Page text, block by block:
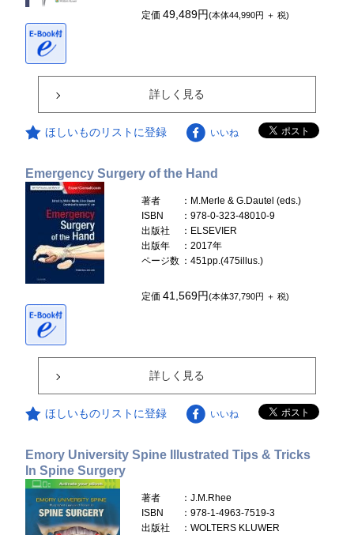
定価49,489円(本体44,990円 ＋ 税)
詳しく見る
ほしいものリストに登録 いいね
Emergency Surgery of the Hand
著者
：M.Merle & G.Dautel (eds.)
ISBN
：978-0-323-48010-9
出版社
：ELSEVIER
出版年
：2017年
ページ数 ：451pp.(475illus.)
定価41,569円(本体37,790円 ＋ 税)
詳しく見る
ほしいものリストに登録 いいね
Emory University Spine Illustrated Tips & Tricks
In Spine Surgery
著者
：J.M.Rhee
ISBN
：978-1-4963-7519-3
出版社
：WOLTERS KLUWER